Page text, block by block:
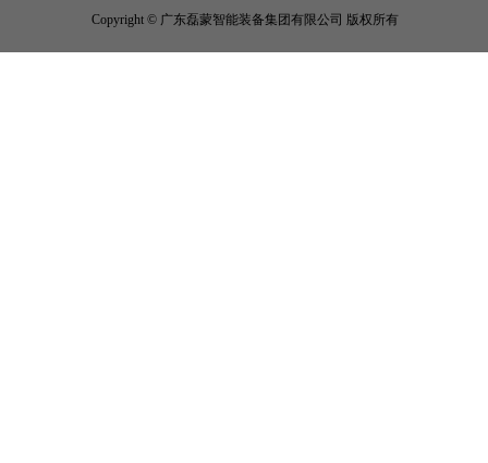
Copyright © 广东磊蒙智能装备集团有限公司 版权所有